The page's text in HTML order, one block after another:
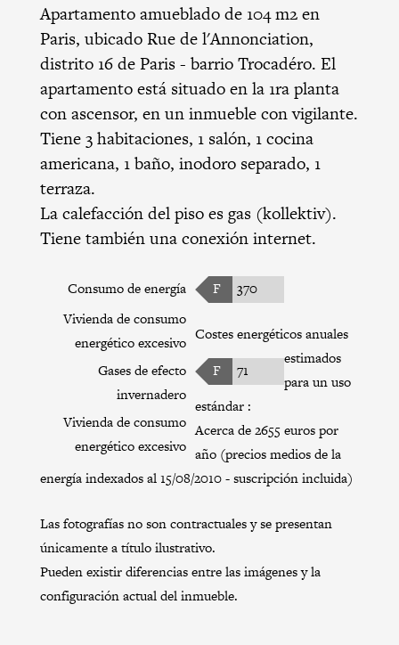
Apartamento amueblado de 104 m2 en
Paris, ubicado Rue de l'Annonciation,
distrito 16 de Paris- barrio Trocadéro. El
apartamento está situado en la 1ra planta
con ascensor, en un inmueble con vigilante.
Tiene 3 habitaciones, 1 salón, 1 cocina
americana, 1 baño, inodoro separado, 1
terraza.
La calefacción del piso es gas (kollektiv).
Tiene también una conexión internet.
Consumo de energía F
370
Vivienda de consumo
energético excesivo
Gases de efecto
invernadero
F 71
Vivienda de consumo
energético excesivo
Costes energéticos anuales
estimados
para un uso
estándar :
Acerca de 2655 euros por
año (precios medios de la
energía indexados al 15/08/2010 - suscripción incluida)
Las fotografías no son contractuales y se presentan
únicamente a título ilustrativo.
Pueden existir diferencias entre las imágenes y la
configuración actual del inmueble.